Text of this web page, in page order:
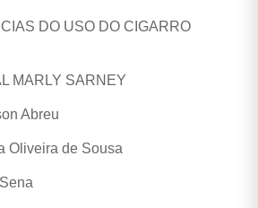
DO USO DO CIGARRO
MARLY SARNEY
Abreu
Oliveira de Sousa